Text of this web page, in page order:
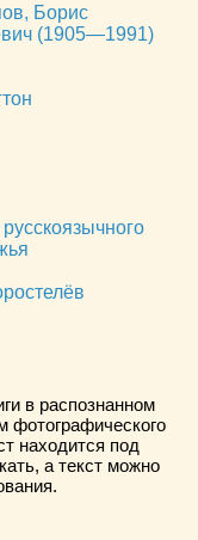
Борис
(1905—1991)
в распознанном
находится под
а текст можно